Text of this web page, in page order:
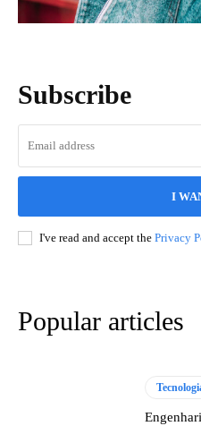
Subscribe
I
I've read and accept the Privacy
Popular articles